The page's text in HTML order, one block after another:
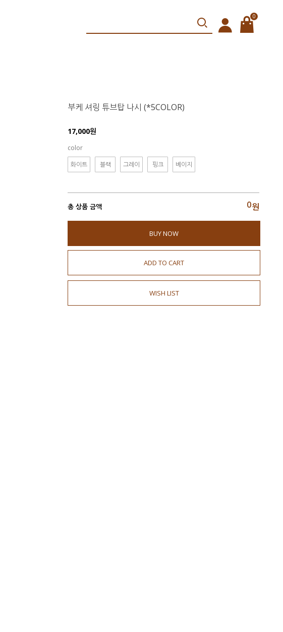
0
부케 셔링 튜브탑 나시 (*5COLOR)
17,000원
color
화이트
블랙 그레이 핑크 베이지
총 상품 금액 0원
BUY NOW
ADD TO CART
WISH LIST